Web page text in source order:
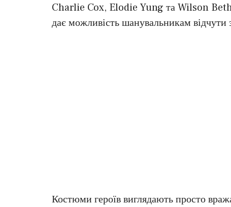
Charlie Cox, Elodie Yung та Wilson
дає можливість шанувальникам
Костюми героїв виглядають просто